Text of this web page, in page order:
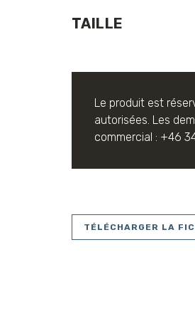
TAILLE
Le produit est
autorisées. Les
commercial : +46
TÉLÉCHARGER LA